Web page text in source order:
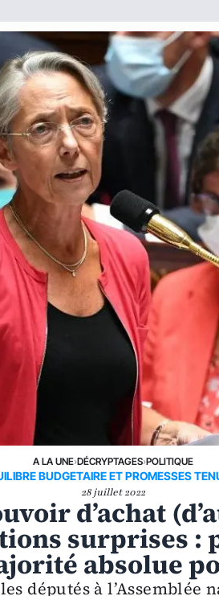
A LA UNE›DÉCRYPTAGES›POLITIQUE
BUDGETAIRE ET PROMESSES
28 juillet 2022
d’achat
surprises :
absolue
députés à